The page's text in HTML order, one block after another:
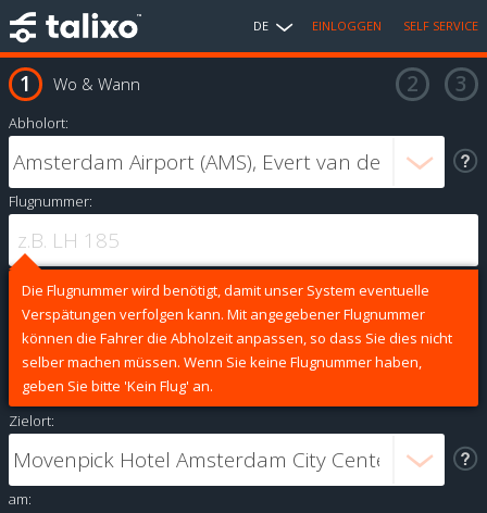
DE EINLOGGEN SELF SERVICE
Wo & Wann
Abholort:
Flugnummer:
Die Flugnummer wird benötigt, damit unser System eventuelle
Verspätungen verfolgen kann. Mit angegebener Flugnummer
können die Fahrer die Abholzeit anpassen, so dass Sie dies nicht
selber machen müssen. Wenn Sie keine Flugnummer haben,
geben Sie bitte 'Kein Flug' an.
Zielort:
am: